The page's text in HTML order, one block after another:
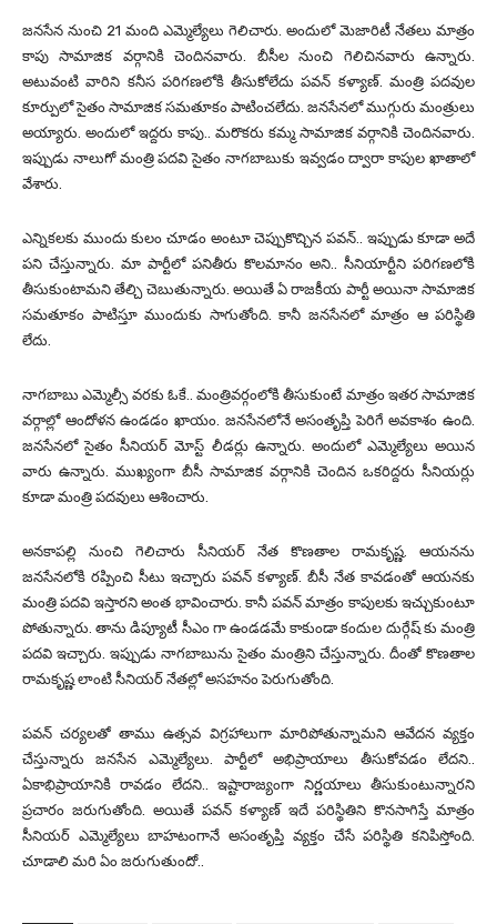
జనసేన నుంచి 21 మంది ఎమ్మెల్యేలు గెలిచారు. అందులో మెజారిటీ నేతలు మాత్రం
కాపు సామాజిక వర్గానికి చెందినవారు. బీసీల నుంచి గెలిచినవారు ఉన్నారు.
అటువంటి వారిని కనీస పరిగణలోకి తీసుకోలేదు పవన్ కళ్యాణ్. మంత్రి పదవుల
కూర్పులో సైతం సామాజిక సమతూకం పాటించలేదు. జనసేనలో ముగ్గురు మంత్రులు
అయ్యారు. అందులో ఇద్దరు కాపు.. మరొకరు కమ్మ సామాజిక వర్గానికి చెందినవారు.
ఇప్పుడు నాలుగో మంత్రి పదవి సైతం నాగబాబుకు ఇవ్వడం ద్వారా కాపుల ఖాతాలో
వేశారు.
ఎన్నికలకు ముందు కులం చూడం అంటూ చెప్పుకొచ్చిన పవన్.. ఇప్పుడు కూడా అదే
పని చేస్తున్నారు. మా పార్టీలో పనితీరు కొలమానం అని.. సీనియార్టీని పరిగణలోకి
తీసుకుంటామని తేల్చి చెబుతున్నారు. అయితే ఏ రాజకీయ పార్టీ అయినా సామాజిక
సమతూకం పాటిస్తూ ముందుకు సాగుతోంది. కానీ జనసేనలో మాత్రం ఆ పరిస్థితి
లేదు.
నాగబాబు ఎమ్మెల్సీ వరకు ఓకే.. మంత్రివర్గంలోకి తీసుకుంటే మాత్రం ఇతర సామాజిక
వర్గాల్లో ఆందోళన ఉండడం ఖాయం. జనసేనలోనే అసంతృప్తి పెరిగే అవకాశం ఉంది.
జనసేనలో సైతం సీనియర్ మోస్ట్ లీడర్లు ఉన్నారు. అందులో ఎమ్మెల్యేలు అయిన
వారు ఉన్నారు. ముఖ్యంగా బీసీ సామాజిక వర్గానికి చెందిన ఒకరిద్దరు సీనియర్లు
కూడా మంత్రి పదవులు ఆశించారు.
అనకాపల్లి నుంచి గెలిచారు సీనియర్ నేత కొణతాల రామకృష్ణ. ఆయనను
జనసేనలోకి రప్పించి సీటు ఇచ్చారు పవన్ కళ్యాణ్. బీసీ నేత కావడంతో ఆయనకు
మంత్రి పదవి ఇస్తారని అంత భావించారు. కానీ పవన్ మాత్రం కాపులకు ఇచ్చుకుంటూ
పోతున్నారు. తాను డిప్యూటీ సీఎం గా ఉండడమే కాకుండా కందుల దుర్గేష్ కు మంత్రి
పదవి ఇచ్చారు. ఇప్పుడు నాగబాబును సైతం మంత్రిని చేస్తున్నారు. దీంతో కొణతాల
రామకృష్ణ లాంటి సీనియర్ నేతల్లో అసహనం పెరుగుతోంది.
పవన్ చర్యలతో తాము ఉత్సవ విగ్రహాలుగా మారిపోతున్నామని ఆవేదన వ్యక్తం
చేస్తున్నారు జనసేన ఎమ్మెల్యేలు. పార్టీలో అభిప్రాయాలు తీసుకోవడం లేదని..
ఏకాభిప్రాయానికి రావడం లేదని.. ఇష్టారాజ్యంగా నిర్ణయాలు తీసుకుంటున్నారని
ప్రచారం జరుగుతోంది. అయితే పవన్ కళ్యాణ్ ఇదే పరిస్థితిని కొనసాగిస్తే మాత్రం
సీనియర్ ఎమ్మెల్యేలు బాహటంగానే అసంతృప్తి వ్యక్తం చేసే పరిస్థితి కనిపిస్తోంది.
చూడాలి మరి ఏం జరుగుతుందో..